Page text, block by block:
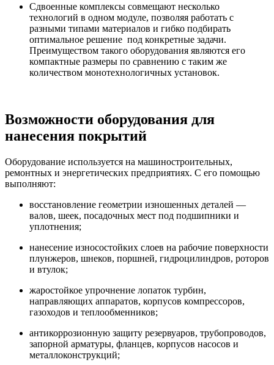
Сдвоенные комплексы совмещают несколько
технологий в одном модуле, позволяя работать с
разными типами материалов и гибко подбирать
оптимальное решение под конкретные задачи.
Преимуществом такого оборудования являются его
компактные размеры по сравнению с таким же
количеством монотехнологичных установок.
Возможности оборудования для
нанесения покрытий
Оборудование используется на машиностроительных,
ремонтных и энергетических предприятиях. С его помощью
выполняют:
восстановление геометрии изношенных деталей —
валов, шеек, посадочных мест под подшипники и
уплотнения;
нанесение износостойких слоев на рабочие поверхности
плунжеров, шнеков, поршней, гидроцилиндров, роторов
и втулок;
жаростойкое упрочнение лопаток турбин,
направляющих аппаратов, корпусов компрессоров,
газоходов и теплообменников;
антикоррозионную защиту резервуаров, трубопроводов,
запорной арматуры, фланцев, корпусов насосов и
металлоконструкций;